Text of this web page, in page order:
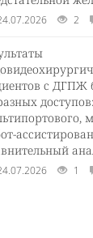
2
с ДГПЖ
доступов:
1